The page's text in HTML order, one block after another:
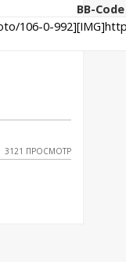
BB-
3121 ПРОСМОТР